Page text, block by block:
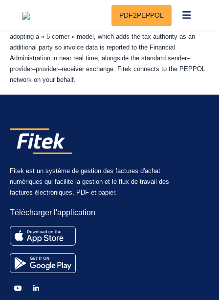
PDF2PEPPOL
PEPPOL is a pan-European network for exchanging electronic
documents securely between businesses and authorities. Slovakia is
adopting a « 5-corner » model, which adds the tax authority as an
additional party so invoice data is reported to the Financial
Administration in near real time, alongside the standard sender–
provider–provider–receiver exchange. Fitek connects to the PEPPOL
network on your behalf.
Fitek est un système de gestion des factures d'achat
numériques qui facilite la gestion et le flux de travail des
factures électroniques, PDF et papier.
Télécharger l'application